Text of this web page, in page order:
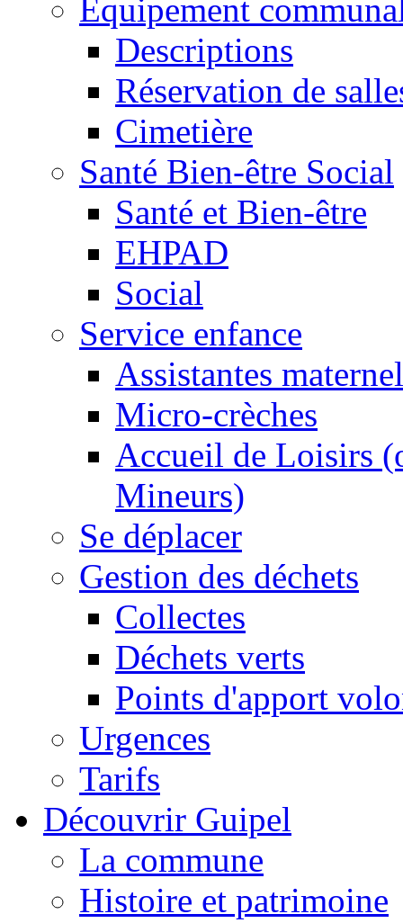
Equipement
Descriptions
Réservation de
Cimetière
Santé Bien-être Social
Santé et Bien-être
EHPAD
Social
Service enfance
Assistantes
Micro-crèches
Accueil de Loisirs
Mineurs)
Se déplacer
Gestion des déchets
Collectes
Déchets verts
Points d'apport
Urgences
Tarifs
Découvrir Guipel
La commune
Histoire et patrimoine